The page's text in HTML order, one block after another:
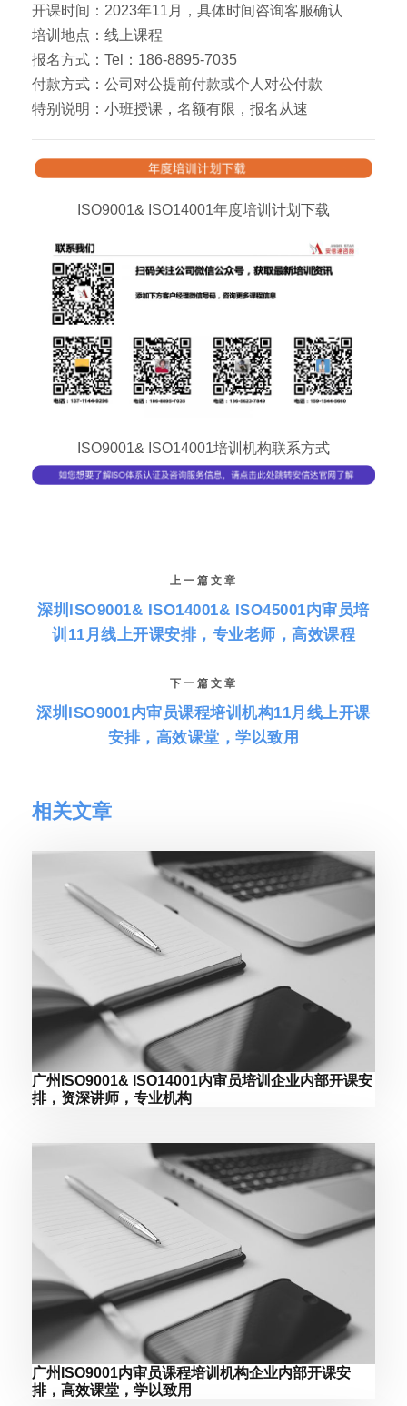
开课时间：2023年11月，具体时间咨询客服确认
培训地点：线上课程
报名方式：Tel：186-8895-7035
付款方式：公司对公提前付款或个人对公付款
特别说明：小班授课，名额有限，报名从速
ISO9001& ISO14001年度培训计划下载
ISO9001& ISO14001培训机构联系方式
上一篇文章
深圳ISO9001& ISO14001& ISO45001内审员培
训11月线上开课安排，专业老师，高效课程
下一篇文章
深圳ISO9001内审员课程培训机构11月线上开课
安排，高效课堂，学以致用
相关文章
广州ISO9001& ISO14001内审员培训企业内部开课安
排，资深讲师，专业机构
广州ISO9001内审员课程培训机构企业内部开课安
排，高效课堂，学以致用